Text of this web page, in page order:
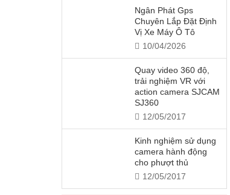
Ngân Phát Gps
Chuyên Lắp Đặt Định
Vị Xe Máy Ô Tô
10/04/2026
Quay video 360 độ,
trải nghiệm VR với
action camera SJCAM
SJ360
12/05/2017
Kinh nghiệm sử dụng
camera hành động
cho phượt thủ
12/05/2017